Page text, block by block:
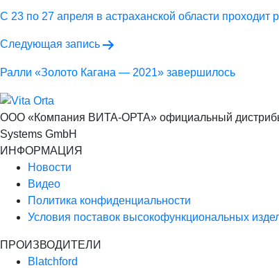
по
записям
С 23 по 27 апреля в астраханской области проходит
Следующая запись
Ралли «Золото Кагана — 2021» завершилось
ООО «Компания ВИТА-ОРТА» официальный
Systems GmbH
ИНФОРМАЦИЯ
Новости
Видео
Политика конфиденциальности
Условия поставок высокофункциональных
ПРОИЗВОДИТЕЛИ
Blatchford